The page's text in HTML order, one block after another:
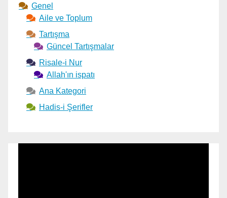
Genel
Aile ve Toplum
Tartışma
Güncel Tartışmalar
Risale-i Nur
Allah'ın ispatı
Ana Kategori
Hadis-i Şerifler